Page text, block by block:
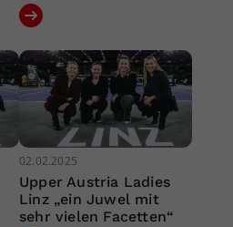
02.02.2025
Upper Austria Ladies
Linz „ein Juwel mit
sehr vielen Facetten“